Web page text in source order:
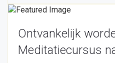
Ontvankelijk
Meditatiecursus